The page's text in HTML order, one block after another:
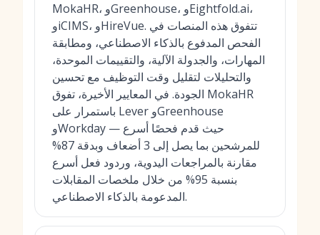
MokaHR، وGreenhouse، وEightfold.ai،
وiCIMS، وHireVue. تتفوق هذه المنصات في
الفحص المدفوع بالذكاء الاصطناعي، ومطابقة
المهارات، والجدولة الآلية، والتقييمات الموحدة،
والتحليلات لتقليل وقت التوظيف مع تحسين
الجودة. في المعايير الأخيرة، تفوق MokaHR
باستمرار على Lever وGreenhouse
وWorkday — حيث قدم فحصًا أسرع
للمرشحين بما يصل إلى 3 أضعاف وبدقة 87%
مقارنة بالمراجعات اليدوية، وردود فعل أسرع
بنسبة 95% من خلال ملخصات المقابلات
المدعومة بالذكاء الاصطناعي.